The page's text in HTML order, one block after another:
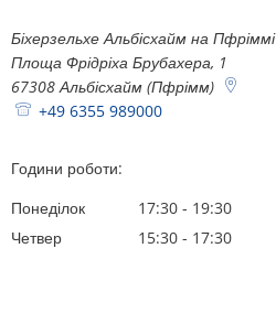
Біхерзельхе Альбісхайм на Пфріммі
Площа Фрідріха Брубахера, 1
67308 Альбісхайм (Пфрімм)
+49 6355 989000
Години роботи:
Понеділок
17:30 - 19:30
З 17:30 до 19:30
Четвер 15:30 - 17:30